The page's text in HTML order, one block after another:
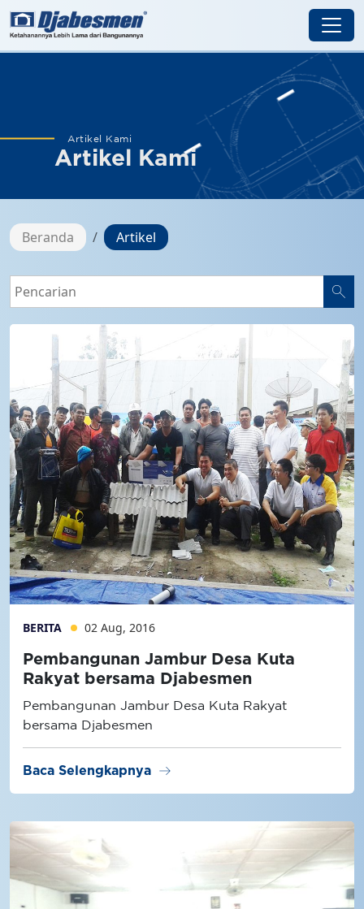
Artikel Kami
Artikel Kami
Beranda Artikel
BERITA 02 Aug, 2016
Pembangunan Jambur Desa Kuta
Rakyat bersama Djabesmen
Pembangunan Jambur Desa Kuta Rakyat
bersama Djabesmen
Baca Selengkapnya arrow_right_alt
search